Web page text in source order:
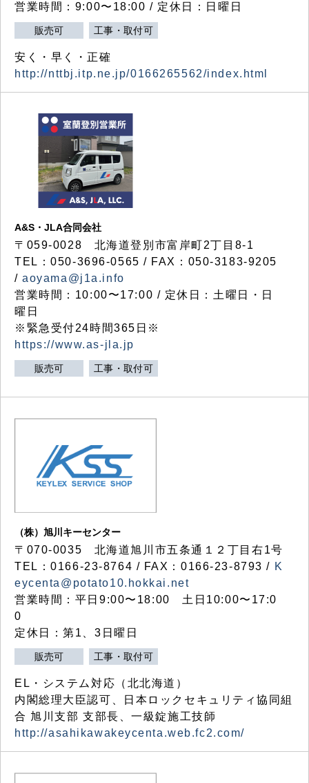
営業時間：9:00〜18:00 / 定休日：日曜日
販売可 工事・取付可
安く・早く・正確
http://nttbj.itp.ne.jp/0166265562/index.html
A&S・JLA合同会社
〒 059-0028 北海道登別市富岸町2丁目 8-1
TEL：050-3696-0565 / FAX：050-3183-9205
/aoyama@j1a.info
営業時間：10:00〜17:00 / 定休日：土曜日・日
曜日
※緊急受付24時間365日※
https://www.as-jla.jp
販売可 工事・取付可
（株）旭川キーセンター
〒070-0035 北海道旭川市五条通１２丁目右1号
TEL：0166-23-8764 / FAX：0166-23-8793 / K
eycenta@potato10.hokkai.net
営業時間：平日9:00〜18:00 土日10:00〜17:0
0
定休日：第1、3日曜日
販売可 工事・取付可
EL・システム対応（北北海道）
内閣総理大臣認可、日本ロックセキュリティ協同組
合 旭川支部 支部長、一級錠施工技師
http://asahikawakeycenta.web.fc2.com/